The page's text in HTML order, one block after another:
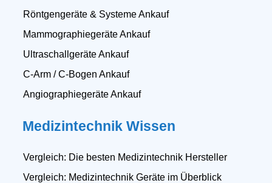
Röntgengeräte & Systeme Ankauf
Mammographiegeräte Ankauf
Ultraschallgeräte Ankauf
C-Arm / C-Bogen Ankauf
Angiographiegeräte Ankauf
Medizintechnik Wissen
Vergleich: Die besten Medizintechnik Hersteller
Vergleich: Medizintechnik Geräte im Überblick